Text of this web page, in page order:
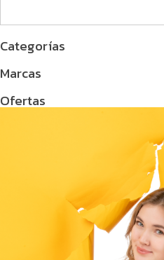
Categorías
Marcas
Ofertas